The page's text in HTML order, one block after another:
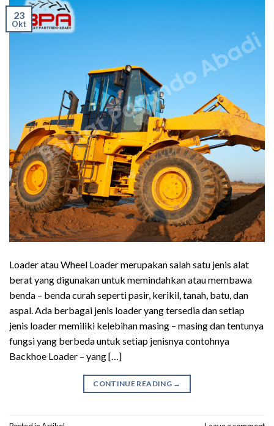
23
Okt
Loader atau Wheel Loader merupakan salah satu jenis alat
berat yang digunakan untuk memindahkan atau membawa
benda – benda curah seperti pasir, kerikil, tanah, batu, dan
aspal. Ada berbagai jenis loader yang tersedia dan setiap
jenis loader memiliki kelebihan masing – masing dan tentunya
fungsi yang berbeda untuk setiap jenisnya contohnya
Backhoe Loader – yang […]
CONTINUE READING →